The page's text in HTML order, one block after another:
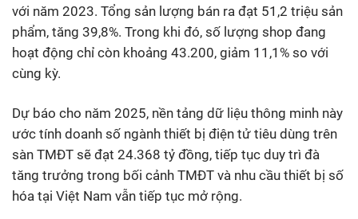
với năm 2023. Tổng sản lượng bán ra đạt 51,2 triệu sản
phẩm, tăng 39,8%. Trong khi đó, số lượng shop đang
hoạt động chỉ còn khoảng 43.200, giảm 11,1% so với
cùng kỳ.
Dự báo cho năm 2025, nền tảng dữ liệu thông minh này
ước tính doanh số ngành thiết bị điện tử tiêu dùng trên
sàn TMĐT sẽ đạt 24.368 tỷ đồng, tiếp tục duy trì đà
tăng trưởng trong bối cảnh TMĐT và nhu cầu thiết bị số
hóa tại Việt Nam vẫn tiếp tục mở rộng.